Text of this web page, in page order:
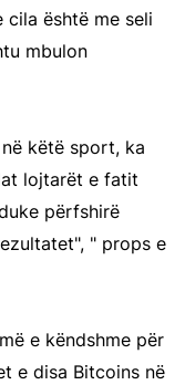
cila është me seli
mbulon
këtë sport, ka
lojtarët e fatit
përfshirë
" props e
e këndshme për
e disa Bitcoins në